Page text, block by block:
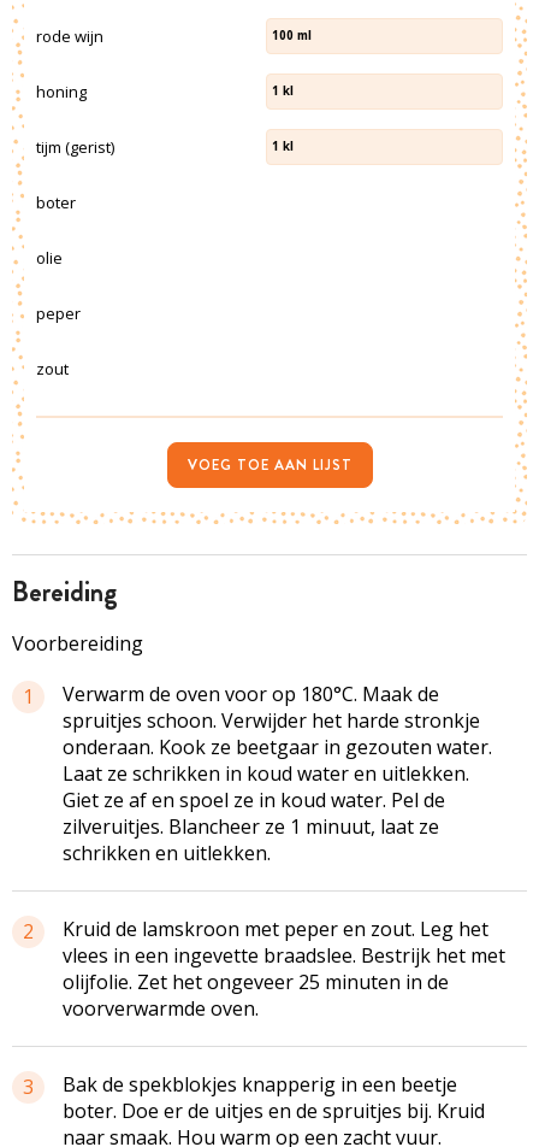
bereiding
Voorbereiding
1
Verwarm de oven voor op 180°C. Maak de
spruitjes schoon. Verwijder het harde stronkje
onderaan. Kook ze beetgaar in gezouten water.
Laat ze schrikken in koud water en uitlekken.
Giet ze af en spoel ze in koud water. Pel de
zilveruitjes. Blancheer ze 1 minuut, laat ze
schrikken en uitlekken.
2
Kruid de lamskroon met peper en zout. Leg het
vlees in een ingevette braadslee. Bestrijk het met
olijfolie. Zet het ongeveer 25 minuten in de
voorverwarmde oven.
3
Bak de spekblokjes knapperig in een beetje
boter. Doe er de uitjes en de spruitjes bij. Kruid
naar smaak. Hou warm op een zacht vuur.
rode wijn 100 ml
honing 1 kl
tijm (gerist) 1 kl
boter
olie
peper
zout
VOEG TOE AAN LIJST